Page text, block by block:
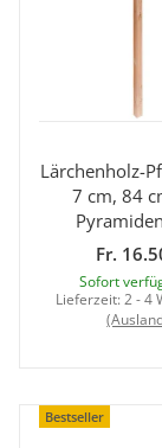
Lärchenholz-
7 cm, 84
Fr.
Sofort
Lieferzeit:2 - 4
Bestseller